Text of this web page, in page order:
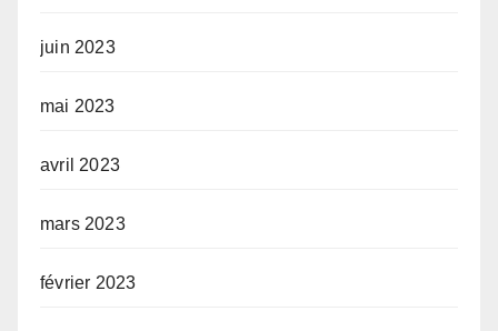
juin 2023
mai 2023
avril 2023
mars 2023
février 2023